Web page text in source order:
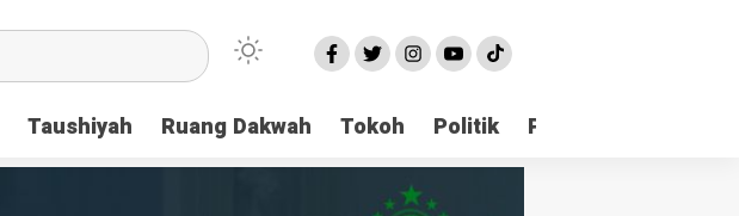
Taushiyah Ruang Dakwah Tokoh Politik Pondok Pesantren